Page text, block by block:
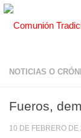
NOTICIAS O
Fueros,
10 DE FEBRERO DE